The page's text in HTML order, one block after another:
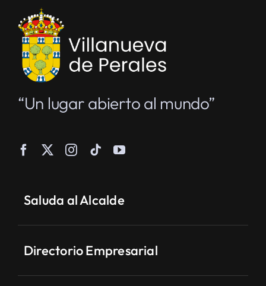
“Un lugar abierto al mundo”
Saluda al Alcalde
Directorio Empresarial